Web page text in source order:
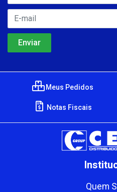
Meus Pedidos
Notas Fiscais
Quem